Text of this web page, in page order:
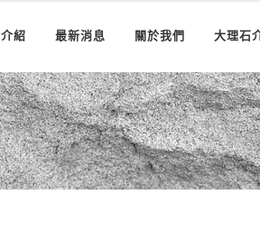
紹 最新消息 關於我們 大理石